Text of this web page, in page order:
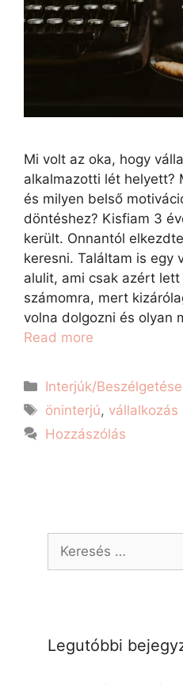
Mi volt az oka, hogy
alkalmazotti lét helyett?
és milyen belső
döntéshez? Kisfiam 3
került. Onnantól
keresni. Találtam is egy
alulit, ami csak azért
számomra, mert
volna dolgozni és olyan
Read more
Interjúk/
öninterjú, vállalkozás
Hozzászólás
Legutóbbi